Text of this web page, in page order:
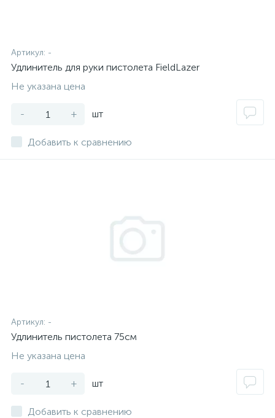
Артикул: -
Удлинитель для руки пистолета FieldLazer
Не указана цена
- + шт
Добавить к сравнению
Артикул: -
Удлинитель пистолета 75см
Не указана цена
- + шт
Добавить к сравнению